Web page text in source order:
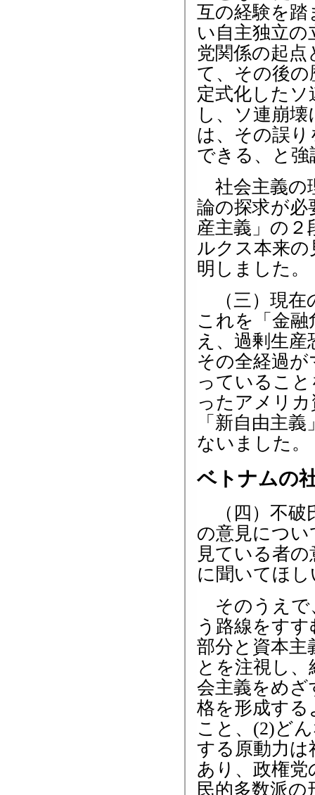
互の経験を
い自主独立
党関係の起
て、その後の
定式化した
し、ソ連崩
は、その誤
できる、と
社会主義の
論の探求が必
産主義」の
ルクス本来
明しました。
（三）現在
これを「金
え、過剰生
その全経過
っているこ
ったアメリ
「新自由主
ないました。
ベトナムの
（四）不破
の意見につ
見ている者
に聞いてほ
そのうえで
う路線をす
部分と資本主
とを注視し
会主義をめ
格を形成す
こと、(2)ど
する原動力は
あり、政権
民的多数派